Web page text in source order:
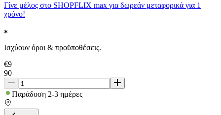
Γίνε μέλος στο SHOPFLIX max για δωρεάν μεταφορικά για 1
χρόνο!
Ισχύουν όροι & προϋποθέσεις.
€9
90
Παράδοση 2-3 ημέρες